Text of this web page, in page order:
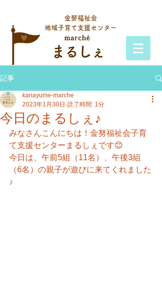
金努福祉会
地域子育て支援センター
記事
今日のまるしぇ♪
kanayume-marche
2023年1月30日 読了時間: 1分
みなさんこんにちは！金努福祉会子育
て支援センターまるしぇです😊
今日は、午前5組（11名）、午後3組
（6名）の親子が遊びに来てくれました
♪